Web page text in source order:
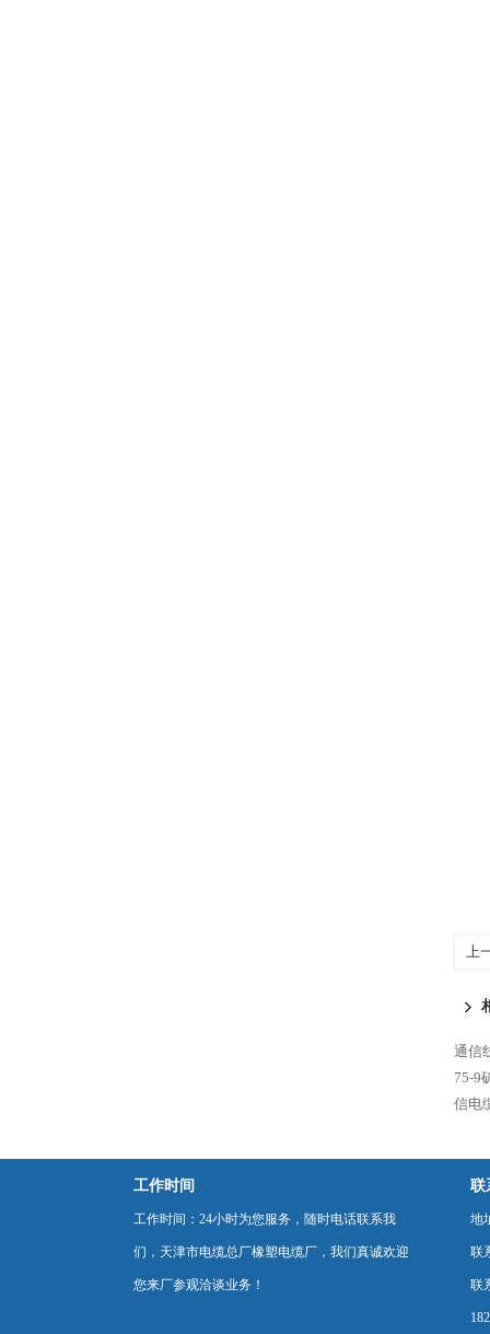
上
通信
75-9
信电
工作时间
工作时间：24小时为您服务，随时电话联系我
们，天津市电缆总厂橡塑电缆厂，我们真诚欢迎
您来厂参观洽谈业务！
联
地
联
联